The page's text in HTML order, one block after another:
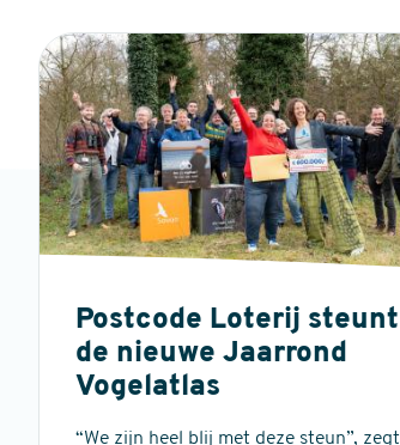
Postcode Loterij steunt
de nieuwe Jaarrond
Vogelatlas
“We zijn heel blij met deze steun”, zegt